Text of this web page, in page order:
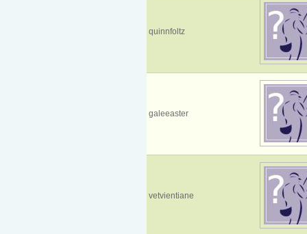
quinnfoltz
galeeaster
vetvientiane